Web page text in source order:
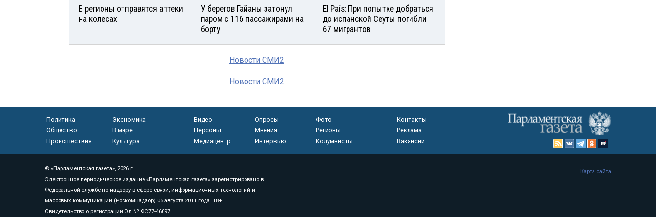
В регионы отправятся аптеки
на колесах
У берегов Гайаны затонул
паром с 116 пассажирами на
борту
El País: При попытке добраться
до испанской Сеуты погибли
67 мигрантов
Новости СМИ2
Новости СМИ2
Политика
Экономика
Общество
В мире
Происшествия
Культура
Видео Опросы
Фото
Персоны
Мнения
Регионы
Медиацентр
Интервью Колумнисты
Контакты
Реклама
Вакансии
© «Парламентская газета», 2026 г.
Электронное периодическое издание «Парламентская газета» зарегистрировано в
Федеральной службе по надзору в сфере связи, информационных технологий и
массовых коммуникаций (Роскомнадзор) 05 августа 2011 года. 18+
Свидетельство о регистрации Эл № ФС77-46097
Карта сайта